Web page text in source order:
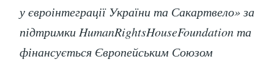
у євроінтеграції України та Сакартвело» за
підтримки HumanRightsHouseFoundation та
фінансується Європейським Союзом